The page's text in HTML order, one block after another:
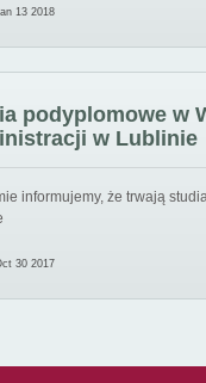
13 2018
podyplomowe w
w Lublinie
informujemy, że trwają
30 2017